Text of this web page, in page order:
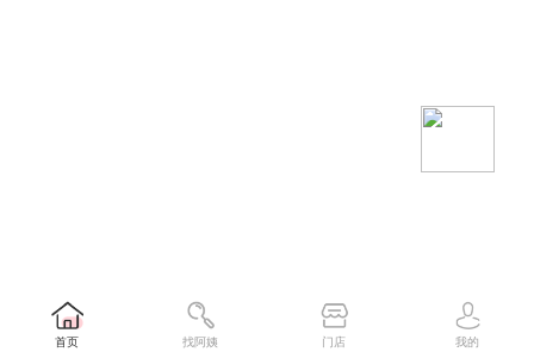
首页 找阿姨 门店 我的